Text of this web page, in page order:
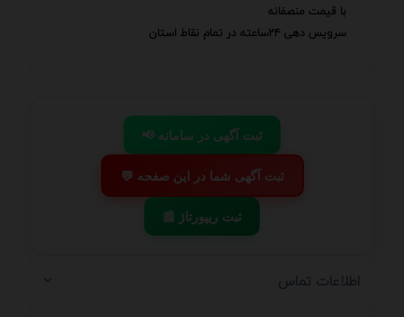
با قیمت منصفانه
سرویس دهی ۲۴ساعته در تمام نقاط استان
📢 ثبت آگهی در سامانه
💬 ثبت آگهی شما در این صفحه
📰 ثبت ریپورتاژ
اطلاعات تماس